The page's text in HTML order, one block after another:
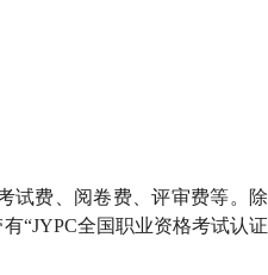
试费、阅卷费、评审费等。除
“JYPC全国职业资格考试认证